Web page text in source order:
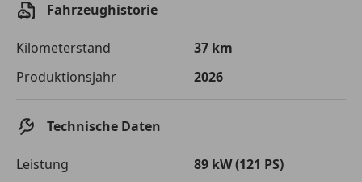
von der von Ihnen gewählten Bank. Rückzahlungszeitraum 1-10
Jetzt berechnen
Fahrzeughistorie
Kilometerstand
37 km
Produktionsjahr
2026
Technische Daten
Leistung
89 kW (121 PS)